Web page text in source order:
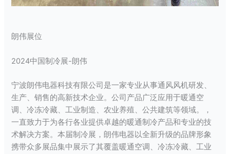
朗伟展位
2024中国制冷展-朗伟
宁波朗伟电器科技有限公司是一家专业从事通风风机研发、
生产、销售的高新技术企业。公司产品广泛应用于暖通空
调、冷冻冷藏、工业制造、农业养殖、公共建筑等领域。，
一直致力于为各行各业提供卓越的暖通制冷产品和专业的技
术解决方案。本届制冷展，朗伟电器以全新升级的品牌形象
携带众多展品集中展示了其覆盖暖通空调、冷冻冷藏、工业